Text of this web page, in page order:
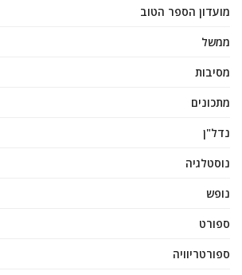
מועדון הספר הטוב
ממשל
מסיבות
מתכונים
נדל"ן
נוסטלגיה
נופש
ספורט
ספורטריוויה